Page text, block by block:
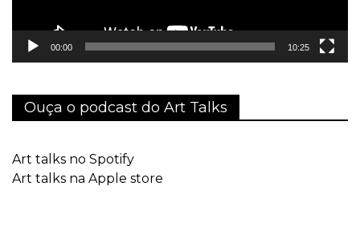
00:00 10:25
Ouça o podcast do Art Talks
Art talks no Spotify
Art talks na Apple store